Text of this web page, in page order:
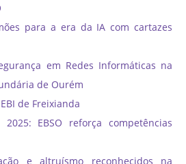
para a era da IA com cartazes
em Redes Informáticas na
de Ourém
de Freixianda
2025: EBSO reforça competências
e altruísmo reconhecidos na